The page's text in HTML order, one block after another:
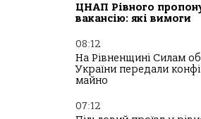
ЦНАП Рівного
вакансію: які вимоги
08:12
На Рівненщині Силам
України передали
майно
07:12